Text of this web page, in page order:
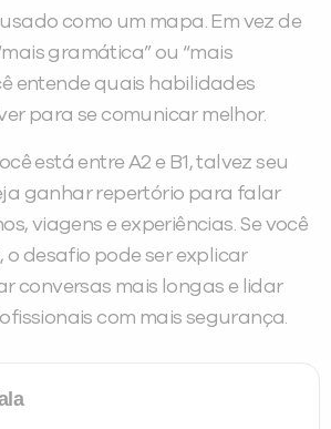
como um mapa. Em vez de
gramática” ou “mais
entende quais habilidades
para se comunicar melhor.
está entre A2 e B1, talvez seu
ganhar repertório para falar
viagens e experiências. Se você
o desafio pode ser explicar
conversas mais longas e lidar
com mais segurança.